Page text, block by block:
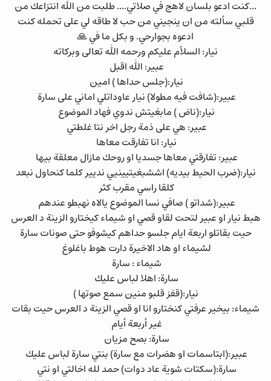
...كنت ادعو بلسان لاهج في صلاتي.... طلبت من الله انتزاعك من
قلبي سألته من ان ينجيني من حب لا طاقه لي على تحمله كنت
ادعوه بجوارحي. و بكل ما في 🙏
نيار: السلآم عليكم ورحمه الله تعالى وبركاته
عبير: الله اقبل
نيار:(جلس حداها ) امين
عبير:(شافت فيه مطولا) نيار عاوداتلي اماني على سارة
نيار:(ناض ) مابغيتش ندوي فهاد الموضوع
عبير: هي على ذمة رجل اخر نتا غلطتي
نيار: انا تفارقت معاها
عبير: تفارقتي معاها جسديا او روحك مازال معلقة بيها
نيار:(ضرب الحيط بيديه) اششبغيتيينيي نديير كلما كنحاول نبعد
كلقا راسي مقرب كثر
عبير:(شداتو ) صافي نسا الموضوع يالاه نهبطو عندهم
هبط نيار او عبير لتحت لقاو قصي او شيماء كيختارو الزينة د العرس
حيت بقاتلو اربعة ايام جلسو حداهم كيشوفو حتى صونات سارة
لشيماء او هاد الاخيرة دارت هوط باغلوغ
شيماء : سارة
سارة: اهلا لباس عليك
نيار:(قفز قلبو منين سمع صوتها )
شيماء: بيخير عرفتي كنختارو انا او قصي الزينة د العرس حيت بقات
غير أربعة أيام
سارة: بصح مزيان
عبير:(ابتاسمات او هضرات مع سارة) بنتي سارة لباس عليك
سارة:(سكتات شوية عاد دوات) حمد لله اخالتي او نتي